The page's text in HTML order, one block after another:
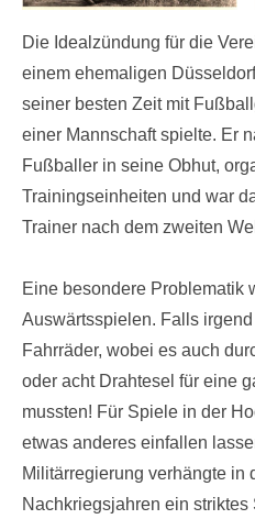
Die Idealzündung für die
einem ehemaligen
seiner besten Zeit mit
einer Mannschaft spielte. Er
Fußballer in seine Obhut,
Trainingseinheiten und war
Trainer nach dem zweiten
Eine besondere Problematik
Auswärtsspielen. Falls
Fahrräder, wobei es auch
oder acht Drahtesel für eine
mussten! Für Spiele in der
etwas anderes einfallen
Militärregierung verhängte in
Nachkriegsjahren ein striktes